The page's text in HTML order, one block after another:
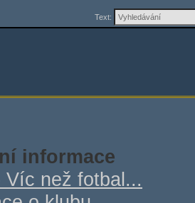
Text:
informace
Víc než fotbal...